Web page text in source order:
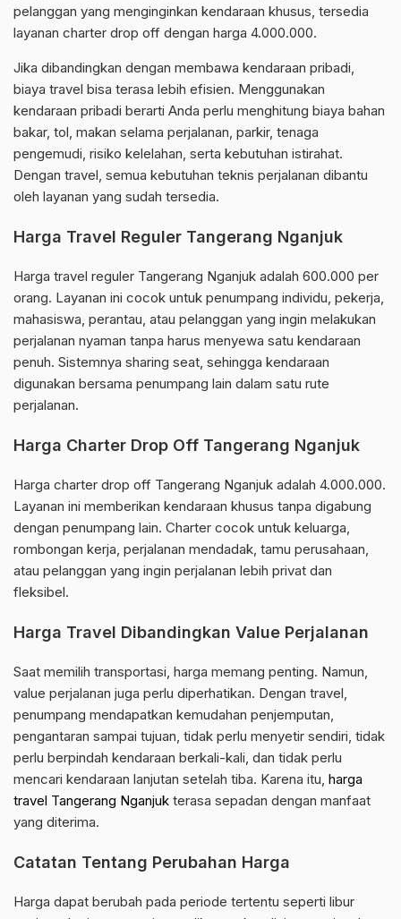
pelanggan yang menginginkan kendaraan khusus, tersedia
layanan charter drop off dengan harga 4.000.000.
Jika dibandingkan dengan membawa kendaraan pribadi,
biaya travel bisa terasa lebih efisien. Menggunakan
kendaraan pribadi berarti Anda perlu menghitung biaya bahan
bakar, tol, makan selama perjalanan, parkir, tenaga
pengemudi, risiko kelelahan, serta kebutuhan istirahat.
Dengan travel, semua kebutuhan teknis perjalanan dibantu
oleh layanan yang sudah tersedia.
Harga Travel Reguler Tangerang Nganjuk
Harga travel reguler Tangerang Nganjuk adalah 600.000 per
orang. Layanan ini cocok untuk penumpang individu, pekerja,
mahasiswa, perantau, atau pelanggan yang ingin melakukan
perjalanan nyaman tanpa harus menyewa satu kendaraan
penuh. Sistemnya sharing seat, sehingga kendaraan
digunakan bersama penumpang lain dalam satu rute
perjalanan.
Harga Charter Drop Off Tangerang Nganjuk
Harga charter drop off Tangerang Nganjuk adalah 4.000.000.
Layanan ini memberikan kendaraan khusus tanpa digabung
dengan penumpang lain. Charter cocok untuk keluarga,
rombongan kerja, perjalanan mendadak, tamu perusahaan,
atau pelanggan yang ingin perjalanan lebih privat dan
fleksibel.
Harga Travel Dibandingkan Value Perjalanan
Saat memilih transportasi, harga memang penting. Namun,
value perjalanan juga perlu diperhatikan. Dengan travel,
penumpang mendapatkan kemudahan penjemputan,
pengantaran sampai tujuan, tidak perlu menyetir sendiri, tidak
perlu berpindah kendaraan berkali-kali, dan tidak perlu
mencari kendaraan lanjutan setelah tiba. Karena itu, harga
travel Tangerang Nganjuk terasa sepadan dengan manfaat
yang diterima.
Catatan Tentang Perubahan Harga
Harga dapat berubah pada periode tertentu seperti libur